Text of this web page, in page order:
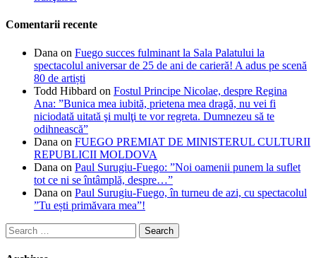
Comentarii recente
Dana on Fuego succes fulminant la Sala Palatului la
spectacolul aniversar de 25 de ani de carieră! A adus pe scenă
80 de artiști
Todd Hibbard on Fostul Principe Nicolae, despre Regina
Ana: ”Bunica mea iubită, prietena mea dragă, nu vei fi
niciodată uitată şi mulţi te vor regreta. Dumnezeu să te
odihnească”
Dana on FUEGO PREMIAT DE MINISTERUL CULTURII
REPUBLICII MOLDOVA
Dana on Paul Surugiu-Fuego: ”Noi oamenii punem la suflet
tot ce ni se întâmplă, despre…”
Dana on Paul Surugiu-Fuego, în turneu de azi, cu spectacolul
”Tu ești primăvara mea”!
Search
for: